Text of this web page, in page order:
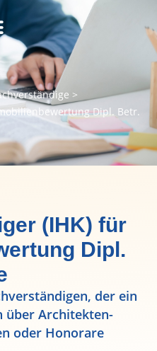
>
Dipl. Betr.
(IHK) für
Dipl.
der ein
über Architekten-
oder Honorare